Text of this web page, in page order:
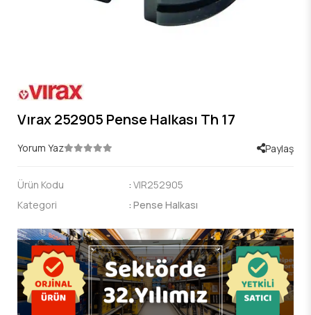
Vırax 252905 Pense Halkası Th 17
Yorum Yaz Paylaş
Ürün Kodu : VIR252905
Kategori
: Pense Halkası